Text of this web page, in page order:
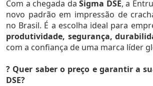
Com a chegada daSigma DSE, a
novo padrão em impressão de
no Brasil. É a escolha ideal para
produtividade, segurança,
com a confiança de uma marca líder
? Quer saber o preço e garantir a
DSE?